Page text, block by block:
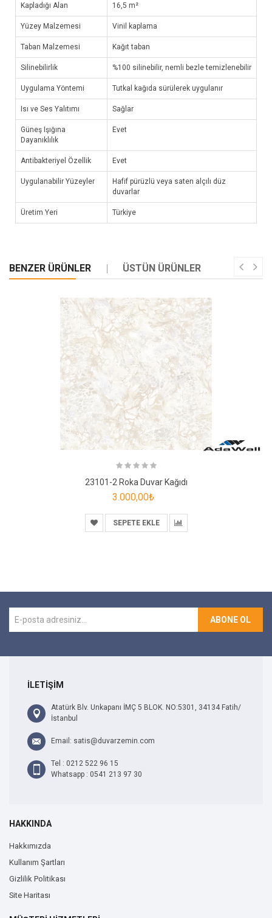
Kapladığı Alan 16,5 m²
Yüzey Malzemesi Vinil kaplama
Taban Malzemesi Kağıt taban
Silinebilirlik %100 silinebilir, nemli bezle temizlenebilir
Uygulama Yöntemi Tutkal kağıda sürülerek uygulanır
Isı ve Ses Yalıtımı Sağlar
Güneş Işığına
Dayanıklılık
Evet
Antibakteriyel Özellik Evet
Uygulanabilir Yüzeyler
Hafif pürüzlü veya saten alçılı düz
duvarlar
Üretim Yeri Türkiye
BENZER ÜRÜNLER ÜSTÜN ÜRÜNLER
23101-2 Roka Duvar Kağıdı
3.000,00₺
SEPETE EKLE
ABONE OL
İLETİŞİM
Atatürk Blv. Unkapanı İMÇ 5 BLOK. NO:5301, 34134 Fatih/
İstanbul
Email: satis@duvarzemin.com
Tel : 0212 522 96 15
Whatsapp : 0541 213 97 30
HAKKINDA
Hakkımızda
Kullanım Şartları
Gizlilik Politikası
Site Haritası